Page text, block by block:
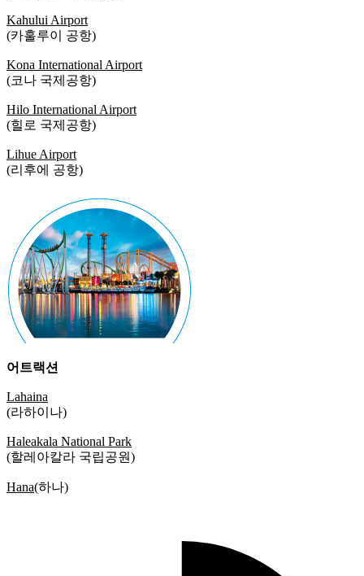
Kahului Airport
(카훌루이 공항)
Kona International Airport
(코나 국제공항)
Hilo International Airport
(힐로 국제공항)
Lihue Airport
(리후에 공항)
어트랙션
Lahaina
(라하이나)
Haleakala National Park
(할레아칼라 국립공원)
Hana(하나)